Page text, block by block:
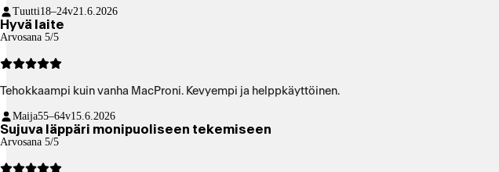
Tuutti18–24v21.6.2026
Hyvä laite
Arvosana 5/5
Tehokkaampi kuin vanha MacProni. Kevyempi ja helppkäyttöinen.
Maija55–64v15.6.2026
Sujuva läppäri monipuoliseen tekemiseen
Arvosana 5/5